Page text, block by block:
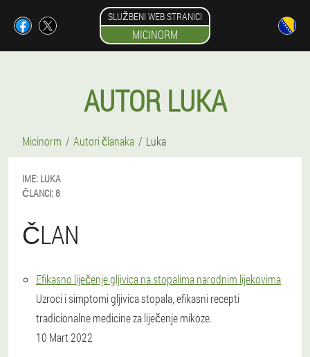
SLUŽBENI WEB STRANICI
MICINORM
AUTOR LUKA
Micinorm Autori članaka Luka
IME: LUKA
ČLANCI:8
ČLAN
Efikasno liječenje gljivica na stopalima narodnim lijekovima
Uzroci i simptomi gljivica stopala, efikasni recepti
tradicionalne medicine za liječenje mikoze.
10 Mart 2022